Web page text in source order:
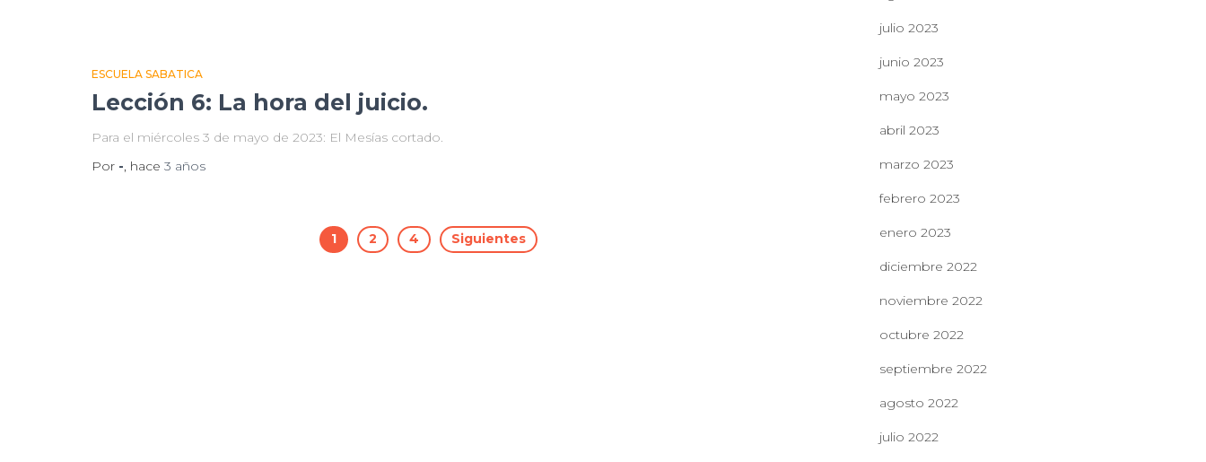
ESCUELA SABATICA
Lección 6: La hora del juicio.
Para el miércoles 3 de mayo de 2023: El Mesías cortado.
Por -, hace 3 años
1 2 4 Siguientes
julio 2023
junio 2023
mayo 2023
abril 2023
marzo 2023
febrero 2023
enero 2023
diciembre 2022
noviembre 2022
octubre 2022
septiembre 2022
agosto 2022
julio 2022